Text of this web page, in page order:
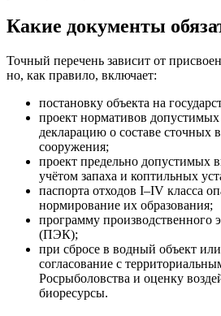
Какие документы
Точный перечень зависит от
но, как правило, включает:
постановку объекта на
проект нормативов
декларацию о составе сточных
сооружения;
проект предельно
учётом запаха и коптильных
паспорта отходов I–IV класса
нормирование их образования;
программу производственного
(ПЭК);
при сбросе в водный объект
согласование с
Росрыболовства и оценку
биоресурсы.